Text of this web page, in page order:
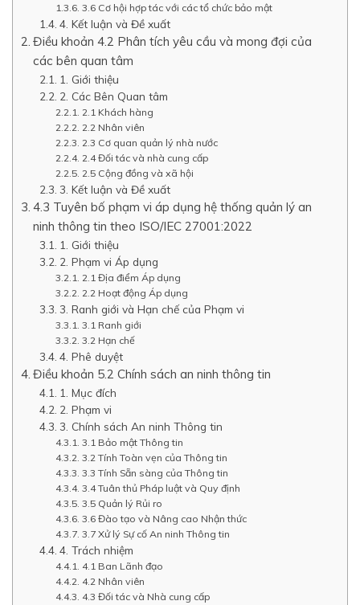
3.6 Cơ hội hợp tác với các tổ chức bảo mật
4. Kết luận và Đề xuất
Điều khoản 4.2 Phân tích yêu cầu và mong đợi của
các bên quan tâm
1. Giới thiệu
2. Các Bên Quan tâm
2.1 Khách hàng
2.2 Nhân viên
2.3 Cơ quan quản lý nhà nước
2.4 Đối tác và nhà cung cấp
2.5 Cộng đồng và xã hội
3. Kết luận và Đề xuất
4.3 Tuyên bố phạm vi áp dụng hệ thống quản lý an
ninh thông tin theo ISO/IEC 27001:2022
1. Giới thiệu
2. Phạm vi Áp dụng
2.1 Địa điểm Áp dụng
2.2 Hoạt động Áp dụng
3. Ranh giới và Hạn chế của Phạm vi
3.1 Ranh giới
3.2 Hạn chế
4. Phê duyệt
Điều khoản 5.2 Chính sách an ninh thông tin
1. Mục đích
2. Phạm vi
3. Chính sách An ninh Thông tin
3.1 Bảo mật Thông tin
3.2 Tính Toàn vẹn của Thông tin
3.3 Tính Sẵn sàng của Thông tin
3.4 Tuân thủ Pháp luật và Quy định
3.5 Quản lý Rủi ro
3.6 Đào tạo và Nâng cao Nhận thức
3.7 Xử lý Sự cố An ninh Thông tin
4. Trách nhiệm
4.1 Ban Lãnh đạo
4.2 Nhân viên
4.3 Đối tác và Nhà cung cấp